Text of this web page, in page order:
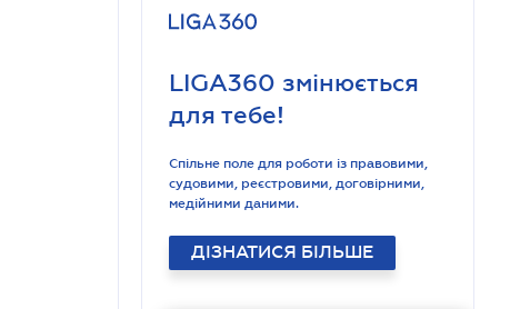
LIGA360 змінюється
для тебе!
Спільне поле для роботи із правовими,
судовими, реєстровими, договірними,
медійними даними.
ДІЗНАТИСЯ БІЛЬШЕ